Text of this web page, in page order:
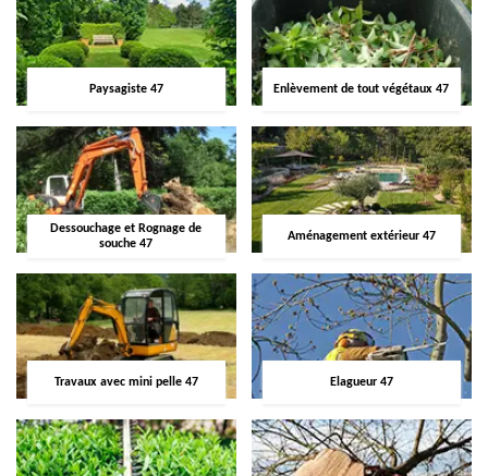
Paysagiste 47 Enlèvement de tout végétaux 47
Dessouchage et Rognage de
souche 47
Aménagement extérieur 47
Travaux avec mini pelle 47 Elagueur 47